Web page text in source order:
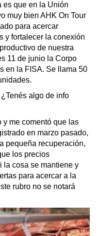
es que en la Unión
muy bien AHK On Tour
para acercar
y fortalecer la conexión
de nuestra
11 de junio la Corpo
en la FISA. Se llama 50
algo de info
me comentó que las
en marzo pasado,
pequeña recuperación,
los precios
la cosa se mantiene y
para acercar a la
rubro no se notará